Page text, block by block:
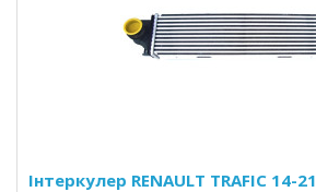
Інтеркулер RENAULT TRAFIC 14-21